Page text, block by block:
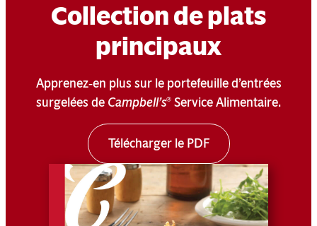
Collection de plats
principaux
Apprenez‑en plus sur le portefeuille d’entrées
surgelées de Campbell’s® Service Alimentaire.
Télécharger le PDF